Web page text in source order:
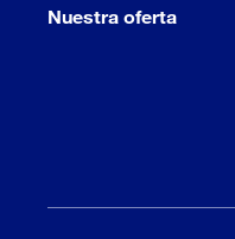
Nuestra oferta